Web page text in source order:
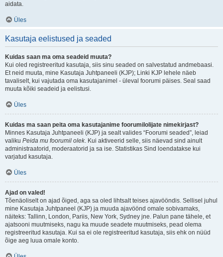
aidata.
Üles
Kasutaja eelistused ja seaded
Kuidas saan ma oma seadeid muuta?
Kui oled registreeritud kasutaja, siis sinu seaded on salvestatud andmebaasi.
Et neid muuta, mine Kasutaja Juhtpaneeli (KJP); Linki KJP lehele näeb
tavaliselt, kui vajutada oma kasutajanimel - üleval foorumi päises. Seal saad
muuta kõiki seadeid ja eelistusi.
Üles
Kuidas ma saan peita oma kasutajanime foorumilolijate nimekirjast?
Minnes Kasutaja Juhtpaneeli (KJP) ja sealt valides “Foorumi seaded”, leiad
valiku Peida mu foorumil olek. Kui aktiveerid selle, siis näevad sind ainult
administraatorid, moderaatorid ja sa ise. Statistikas Sind loendatakse kui
varjatud kasutaja.
Üles
Ajad on valed!
Tõenäoliselt on ajad õiged, aga sa oled lihtsalt teises ajavööndis. Sellisel juhul
mine Kasutaja Juhtpaneel (KJP) ja muuda ajavöönd omale sobivamaks,
näiteks: Tallinn, London, Pariis, New York, Sydney jne. Palun pane tähele, et
ajatsooni muutmiseks, nagu ka muude seadete muutmiseks, pead olema
registreeritud kasutaja. Kui sa ei ole registreeritud kasutaja, siis ehk on nüüd
õige aeg luua omale konto.